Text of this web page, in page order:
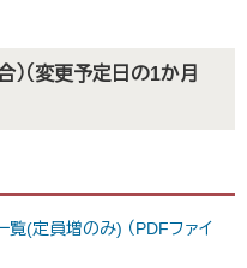
（変更予定日の1か月
(定員増のみ) （PDFファイ